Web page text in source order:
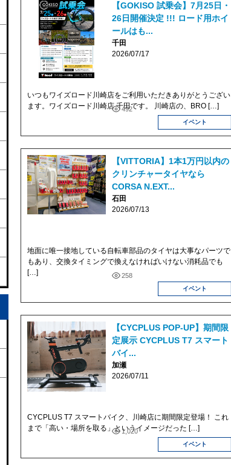
【GOKISO 試乗会】7月25日・
26日開催決定 !!! ロード用ホイ
ールはも...
千田
2026/07/17
492
イベント
いつもワイズロード川崎店をご利用いただきありがとうござい
ます。ワイズロード川崎店 千田です。 川崎店の、BRO […]
【VITTORIA】1本1万円以内の
クリンチャータイヤなら
CORSA N.EXT...
石田
2026/07/13
258
イベント
地面に唯一接地している自転車部品のタイヤは大事なパーツで
もあり、交換タイミングで換えなければいけない消耗品でも
[…]
【CYCPLUS POP-UP】期間限
定展示 CYCPLUS T7 スマート
バイ...
加瀬
2026/07/11
1,020
イベント
CYCPLUS T7 スマートバイク、川崎店に期間限定登場！ これ
まで「高い・場所を取る」というイメージだった […]